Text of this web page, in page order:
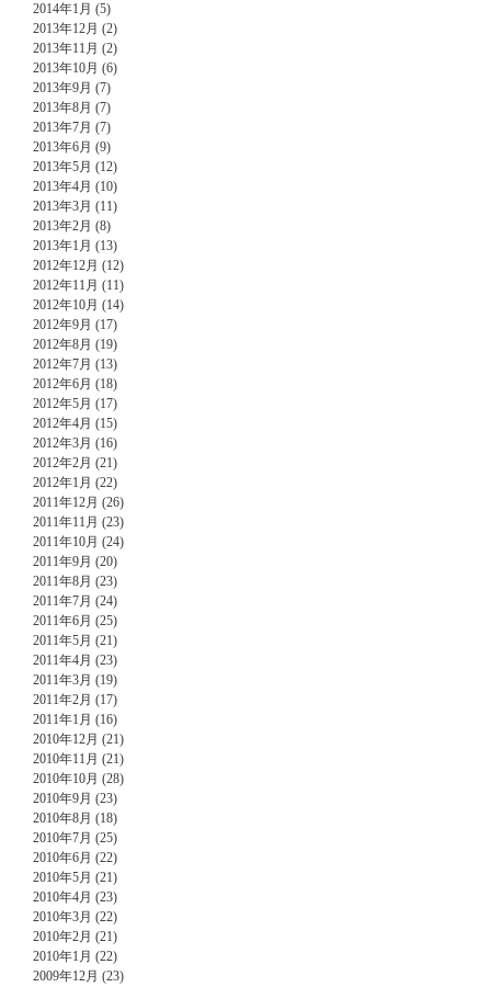
2014年1月 (5)
2013年12月 (2)
2013年11月 (2)
2013年10月 (6)
2013年9月 (7)
2013年8月 (7)
2013年7月 (7)
2013年6月 (9)
2013年5月 (12)
2013年4月 (10)
2013年3月 (11)
2013年2月 (8)
2013年1月 (13)
2012年12月 (12)
2012年11月 (11)
2012年10月 (14)
2012年9月 (17)
2012年8月 (19)
2012年7月 (13)
2012年6月 (18)
2012年5月 (17)
2012年4月 (15)
2012年3月 (16)
2012年2月 (21)
2012年1月 (22)
2011年12月 (26)
2011年11月 (23)
2011年10月 (24)
2011年9月 (20)
2011年8月 (23)
2011年7月 (24)
2011年6月 (25)
2011年5月 (21)
2011年4月 (23)
2011年3月 (19)
2011年2月 (17)
2011年1月 (16)
2010年12月 (21)
2010年11月 (21)
2010年10月 (28)
2010年9月 (23)
2010年8月 (18)
2010年7月 (25)
2010年6月 (22)
2010年5月 (21)
2010年4月 (23)
2010年3月 (22)
2010年2月 (21)
2010年1月 (22)
2009年12月 (23)